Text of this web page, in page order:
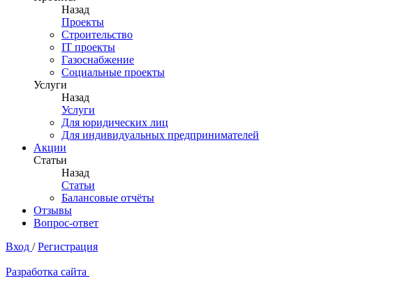
Назад
Проекты
Строительство
IT проекты
Газоснабжение
Социальные проекты
Услуги
Назад
Услуги
Для юридических лиц
Для индивидуальных предпринимателей
Акции
Статьи
Назад
Статьи
Балансовые отчёты
Отзывы
Вопрос-ответ
Вход /Регистрация
Разработка сайта